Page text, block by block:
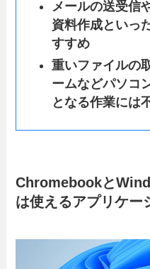
メールの送受信
資料作成といっ
すすめ
重いファイルの
ームなどパソコ
となる作業には
Chromebookと
は使えるアプリケー